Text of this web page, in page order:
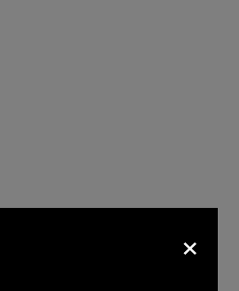
sanctions économiques
comme Poutine
×